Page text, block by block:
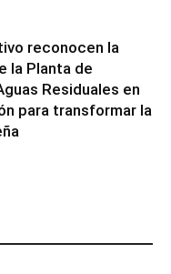
reconocen la
la Planta de
Residuales en
para transformar la